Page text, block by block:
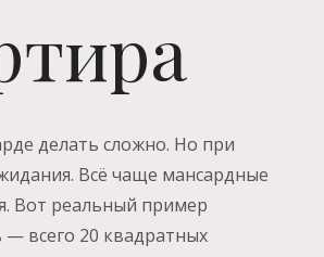
делать сложно. Но при
Всё чаще мансардные
Вот реальный пример
всего 20 квадратных